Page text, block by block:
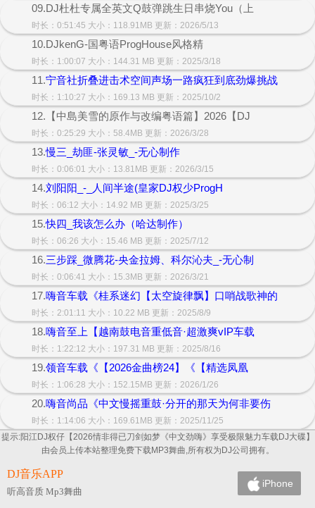
09.DJ杜杜专属全英文Q鼓弹跳生日串烧You（上
时长：0:51:45 大小：118.91MB 更新：2026/5/13
10.DJkenG-国粤语ProgHouse风格精
时长：1:00:07 大小：144.31 MB 更新：2025/3/18
11.宁音社折叠进击术空间声场一路疯狂到底劲爆挑战
时长：1:10:27 大小：169.13 MB 更新：2025/10/2
12.【中島美雪的原作与改编粤语篇】2026【DJ
时长：0:25:29 大小：58.4MB 更新：2026/3/28
13.慢三_劫匪-张灵敏_-无心制作
时长：0:06:01 大小：13.81MB 更新：2026/3/15
14.刘阳阳_-_人间半途(皇家DJ权少ProgH
时长：06:12 大小：14.92 MB 更新：2025/3/25
15.快四_我该怎么办（哈达制作）
时长：06:26 大小：15.46 MB 更新：2025/7/12
16.三步踩_微腾花-央金拉姆、科尔沁夫_-无心制
时长：0:06:41 大小：15.3MB 更新：2026/3/21
17.嗨音车载《桂系迷幻【太空旋律飘】口哨战歌神的
时长：2:01:11 大小：10.22 MB 更新：2025/8/9
18.嗨音至上【越南鼓电音重低音·超激爽vIP车载
时长：1:22:12 大小：197.31 MB 更新：2025/8/16
19.领音车载《【2026金曲榜24】《【精选凤凰
时长：1:06:28 大小：152.15MB 更新：2026/1/26
20.嗨音尚品《中文慢摇重鼓·分开的那天为何非要伤
时长：1:14:06 大小：169.61MB 更新：2025/11/25
提示:阳江DJ权仔【2026情非得已刀剑如梦《中文劲嗨》享受极限魅力车载DJ大碟】
由会员上传本站整理免费下载MP3舞曲,所有权为DJ公司拥有。
DJ音乐APP
听高音质 Mp3舞曲
iPhone